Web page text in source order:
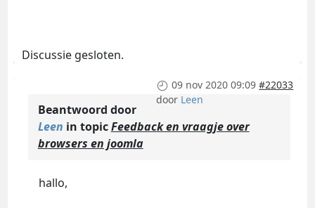
Discussie gesloten.
09 nov 2020 09:09 #22033
door Leen
Beantwoord door
Leen in topicFeedback en vraagje over
browsers en joomla
hallo,